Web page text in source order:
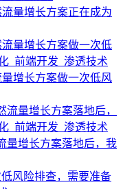
量增长方案正在成为
增长方案做一次低风
量增长方案落地后，我